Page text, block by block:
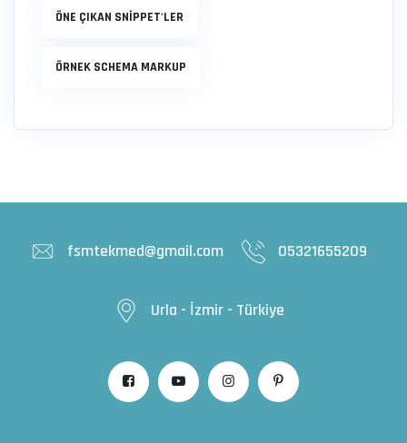
ÖNE ÇIKAN SNIPPET'LER
ÖRNEK SCHEMA MARKUP
fsmtekmed@gmail.com 05321655209
Urla - İzmir - Türkiye